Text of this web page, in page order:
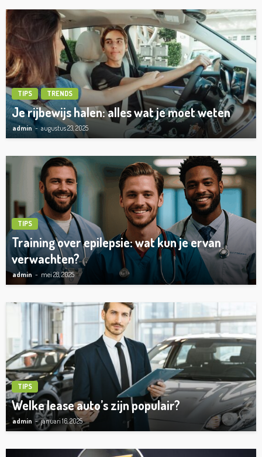
TIPS TRENDS
Je rijbewijs halen: alles wat je moet weten
admin augustus 23, 2025
TIPS
Training over epilepsie: wat kun je ervan
verwachten?
admin mei 28, 2025
TIPS
Welke lease auto’s zijn populair?
admin januari 16, 2025